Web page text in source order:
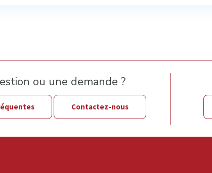
ou une demande ?
Contactez-nous